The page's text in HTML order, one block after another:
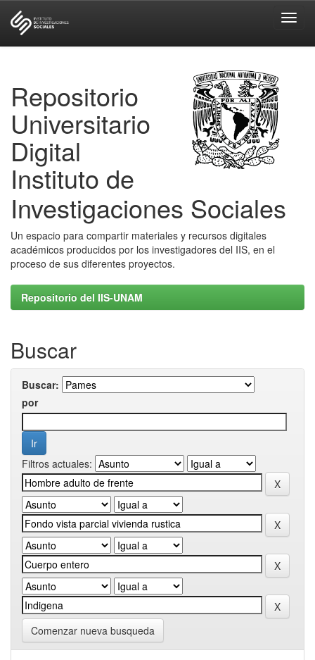
Repositorio
Universitario
Digital
Instituto de
Investigaciones Sociales
Un espacio para compartir materiales y recursos digitales
académicos producidos por los investigadores del IIS, en el
proceso de sus diferentes proyectos.
Repositorio del IIS-UNAM
Buscar
Buscar:
por
Filtros actuales:
Comenzar nueva busqueda